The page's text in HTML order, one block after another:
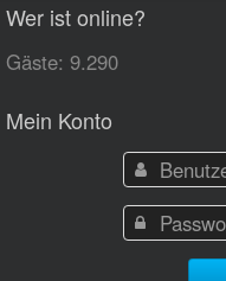
Wer ist online?
Gäste: 9.290
Mein Konto